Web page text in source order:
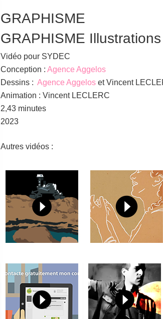
Home
GRAPHISME
GRAPHISME Illustrations
Vidéo pour SYDEC
Conception :Agence Aggelos
Dessins :Agence Aggelos et Vincent
Animation : Vincent LECLERC
2,43 minutes
2023
Autres vidéos :